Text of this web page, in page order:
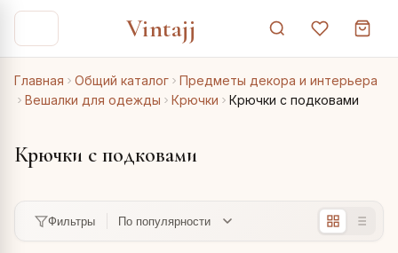
Vintajj
Главная Общий каталог
Предметы декора и интерьера
Вешалки для одежды
Крючки Крючки с подковами
Крючки с подковами
Фильтры